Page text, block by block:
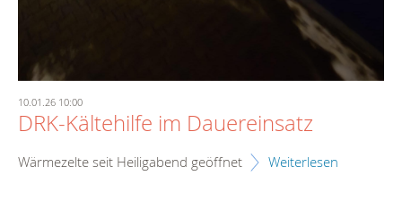
10.01.26 10:00
DRK-Kältehilfe im Dauereinsatz
Wärmezelte seit Heiligabend geöffnet Weiterlesen